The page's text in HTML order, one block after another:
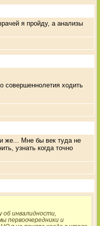
я пройду, а анализы
совершеннолетия ходить
же... Мне бы век туда не
узнать когда точно
об инвалидности,
первоочередники и